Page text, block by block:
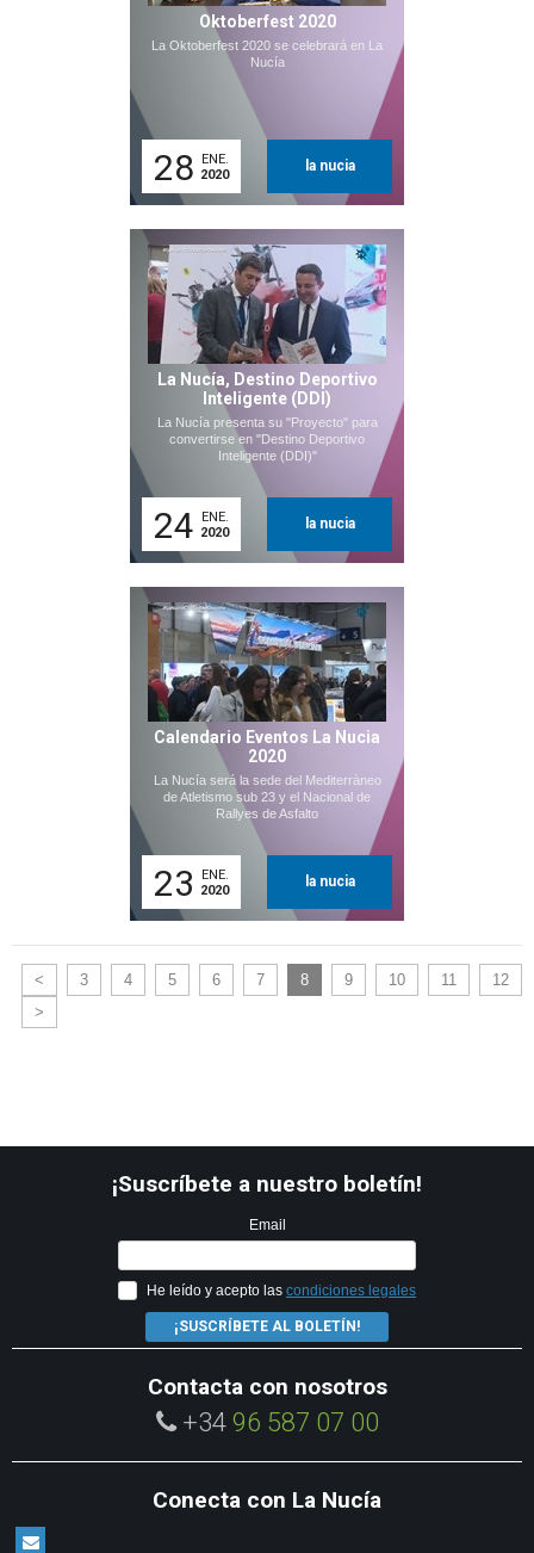
Oktoberfest 2020
La Oktoberfest 2020 se celebrará en La
Nucía
28
ENE.
2020
la nucia
La Nucía, Destino Deportivo
Inteligente (DDI)
La Nucía presenta su "Proyecto" para
convertirse en "Destino Deportivo
Inteligente (DDI)"
24
ENE.
2020
la nucia
Calendario Eventos La Nucia
2020
La Nucía será la sede del Mediterràneo
de Atletismo sub 23 y el Nacional de
Rallyes de Asfalto
23
ENE.
2020
la nucia
< 3 4 5 6 7 8 9 10 11
12
>
¡Suscríbete a nuestro boletín!
Email
He leído y acepto las condiciones legales
¡SUSCRÍBETE AL BOLETÍN!
Contacta con nosotros
+34 96 587 07 00
Conecta con La Nucía